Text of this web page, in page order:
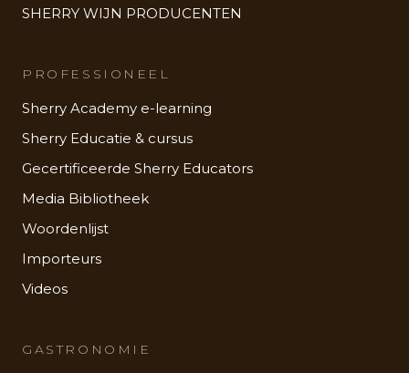
SHERRY WIJN PRODUCENTEN
PROFESSIONEEL
Sherry Academy e-learning
Sherry Educatie & cursus
Gecertificeerde Sherry Educators
Media Bibliotheek
Woordenlijst
Importeurs
Videos
GASTRONOMIE